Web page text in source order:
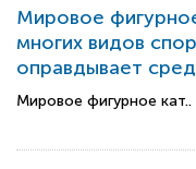
Мировое
многих видов
оправдывает
Мировое фигурное кат..